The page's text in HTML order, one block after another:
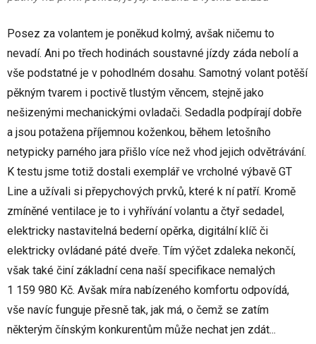
Posez za volantem je poněkud kolmý, avšak ničemu to
nevadí. Ani po třech hodinách soustavné jízdy záda nebolí a
vše podstatné je v pohodlném dosahu. Samotný volant potěší
pěkným tvarem i poctivě tlustým věncem, stejně jako
nešizenými mechanickými ovladači. Sedadla podpírají dobře
a jsou potažena příjemnou koženkou, během letošního
netypicky parného jara přišlo více než vhod jejich odvětrávání.
K testu jsme totiž dostali exemplář ve vrcholné výbavě GT
Line a užívali si přepychových prvků, které k ní patří. Kromě
zmíněné ventilace je to i vyhřívání volantu a čtyř sedadel,
elektricky nastavitelná bederní opěrka, digitální klíč či
elektricky ovládané páté dveře. Tím výčet zdaleka nekončí,
však také činí základní cena naší specifikace nemalých
1 159 980 Kč. Avšak míra nabízeného komfortu odpovídá,
vše navíc funguje přesně tak, jak má, o čemž se zatím
některým čínským konkurentům může nechat jen zdát...